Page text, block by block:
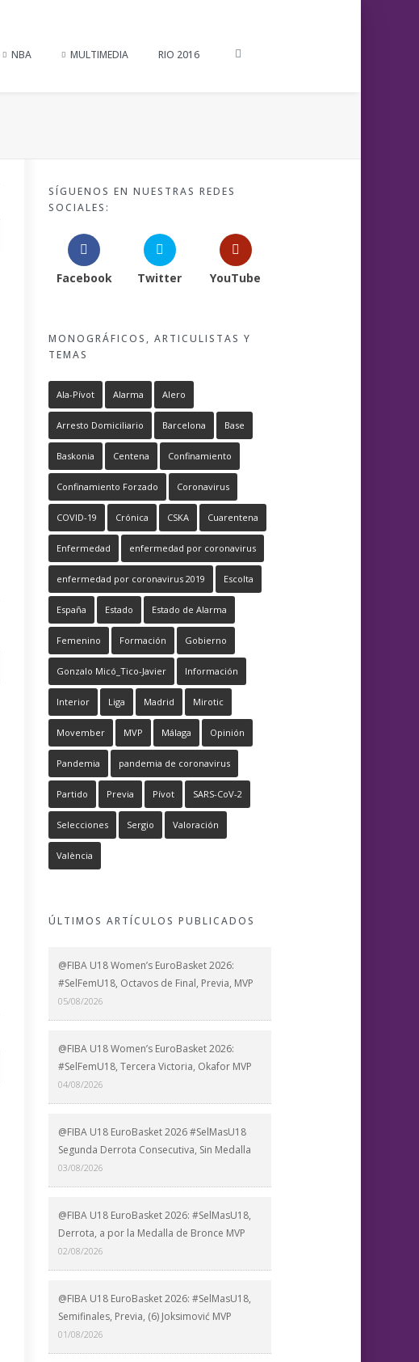
NBA MULTIMEDIA RIO 2016
SÍGUENOS EN NUESTRAS REDES
SOCIALES:
Facebook Twitter YouTube
MONOGRÁFICOS, ARTICULISTAS Y
TEMAS
Ala-Pívot Alarma Alero
Arresto Domiciliario Barcelona Base
Baskonia Centena Confinamiento
Confinamiento Forzado Coronavirus
COVID-19 Crónica CSKA Cuarentena
Enfermedad enfermedad por coronavirus
enfermedad por coronavirus 2019 Escolta
España Estado Estado de Alarma
Femenino Formación Gobierno
Gonzalo Micó_Tico-Javier Información
Interior Liga Madrid Mirotic
Movember MVP Málaga Opinión
Pandemia pandemia de coronavirus
Partido Previa Pívot SARS-CoV-2
Selecciones Sergio Valoración
València
ÚLTIMOS ARTÍCULOS PUBLICADOS
@FIBA U18 Women’s EuroBasket 2026:
#SelFemU18, Octavos de Final, Previa, MVP
05/08/2026
@FIBA U18 Women’s EuroBasket 2026:
#SelFemU18, Tercera Victoria, Okafor MVP
04/08/2026
@FIBA U18 EuroBasket 2026 #SelMasU18
Segunda Derrota Consecutiva, Sin Medalla
03/08/2026
@FIBA U18 EuroBasket 2026: #SelMasU18,
Derrota, a por la Medalla de Bronce MVP
02/08/2026
@FIBA U18 EuroBasket 2026: #SelMasU18,
Semifinales, Previa, (6) Joksimović MVP
01/08/2026